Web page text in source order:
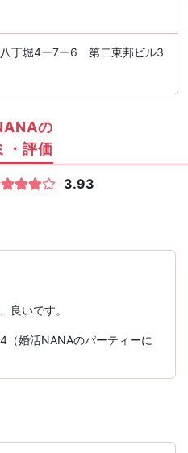
丁堀4ー7ー6 第二東邦ビル3
の
・評価
3.93
良いです。
婚活NANAのパーティーに